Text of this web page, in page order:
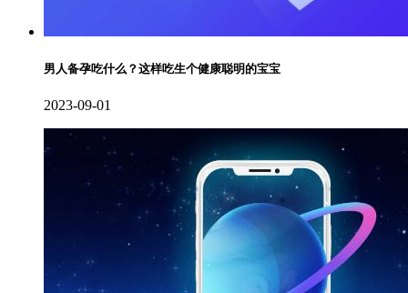
男人备孕吃什么？这样吃生个健康聪明的宝宝
2023-09-01